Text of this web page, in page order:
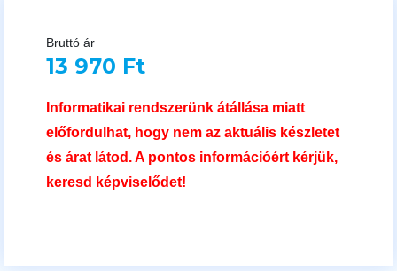
Bruttó ár
13 970 Ft
Informatikai rendszerünk átállása miatt
előfordulhat, hogy nem az aktuális készletet
és árat látod. A pontos információért kérjük,
keresd képviselődet!